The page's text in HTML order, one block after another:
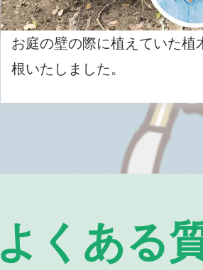
お庭の壁の際に植えていた植
根いたしました。
よくある